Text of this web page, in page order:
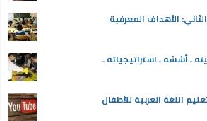
الأهداف المعرفية
ـ أسُسُه ـ استراتيجياته ـ